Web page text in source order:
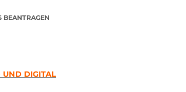
BEANTRAGEN
UND DIGITAL